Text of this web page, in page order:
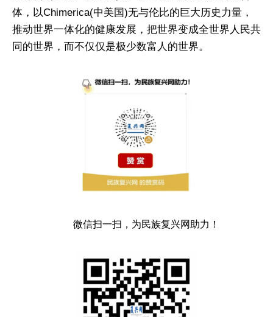
体，以Chimerica(中美国)无与伦比的巨大历史力量，
推动世界一体化的健康发展，把世界变成全世界人民共
同的世界，而不仅仅是极少数富人的世界。
微信扫一扫，为民族复兴网助力！